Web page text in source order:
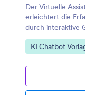
Der Virtuelle
erleichtert die
durch interaktive
Zur Kategorie:
KI Chatbot